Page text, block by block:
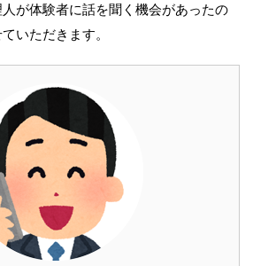
が体験者に話を聞く機会があったの
いただきます。